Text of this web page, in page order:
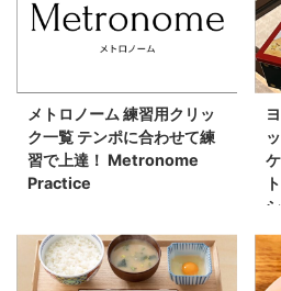
メトロノーム 練習用クリッ
ク一覧 テンポに合わせて練
習で上達！ Metronome
Practice